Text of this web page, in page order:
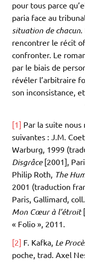
pour tous parce
paria face au
situation de chacun
rencontrer le récit
confronter. Le
par le biais de
révéler l’arbitraire
son inconsistance,
[1] Par la suite
suivantes : J.M.
Warburg, 1999
Disgrâce[2001],
Philip Roth, The
2001 (traduction
Paris, Gallimard,
Mon Cœur à l’étroit
« Folio », 2011.
[2] F. Kafka, Le
poche, trad. Axel